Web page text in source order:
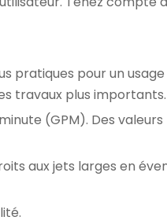
pratiques pour un
travaux plus importants.
(GPM). Des valeurs
aux jets larges en